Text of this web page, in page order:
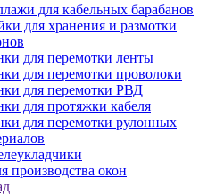
для кабельных барабанов
для хранения и размотки
для перемотки ленты
для перемотки проволоки
для перемотки РВД
для протяжки кабеля
для перемотки рулонных
производства окон